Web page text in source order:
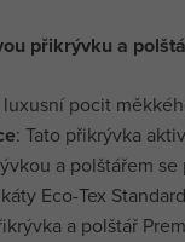
přikrývku a
pocit
: Tato přikrývka
a polštářem
Eco-Tex
a polštář